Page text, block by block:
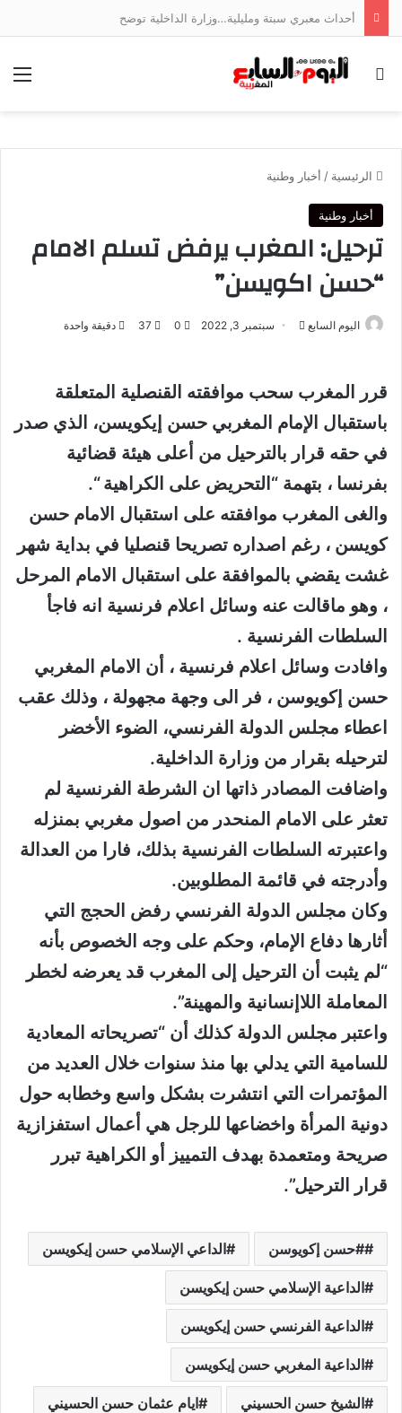
أحداث معبري سبتة ومليلية…وزارة الداخلية توضح
بحث عن
الرئيسية / أخبار وطنية
أخبار وطنية
ترحيل: المغرب يرفض تسلم الامام
“حسن اكويسن”
اليوم السابع
أرسل سبتمبر 3, 2022 0
37 دقيقة واحدة
قرر المغرب سحب موافقته القنصلية المتعلقة
باستقبال الإمام المغربي حسن إيكويسن، الذي صدر
في حقه قرار بالترحيل من أعلى هيئة قضائية
بفرنسا ، بتهمة “التحريض على الكراهية “.
والغى المغرب موافقته على استقبال الامام حسن
كويسن ، رغم اصداره تصريحا قنصليا في بداية شهر
غشت يقضي بالموافقة على استقبال الامام المرحل
، وهو ماقالت عنه وسائل اعلام فرنسية انه فاجأ
السلطات الفرنسية .
وافادت وسائل اعلام فرنسية ، أن الامام المغربي
حسن إكويوسن ، فر الى وجهة مجهولة ، وذلك عقب
اعطاء مجلس الدولة الفرنسي، الضوء الأخضر
لترحيله بقرار من وزارة الداخلية.
واضافت المصادر ذاتها ان الشرطة الفرنسية لم
تعثر على الامام المنحدر من اصول مغربي بمنزله
واعتبرته السلطات الفرنسية بذلك، فارا من العدالة
وأدرجته في قائمة المطلوبين.
وكان مجلس الدولة الفرنسي رفض الحجج التي
أثارها دفاع الإمام، وحكم على وجه الخصوص بأنه
“لم يثبت أن الترحيل إلى المغرب قد يعرضه لخطر
المعاملة اللاإنسانية والمهينة”.
واعتبر مجلس الدولة كذلك أن “تصريحاته المعادية
للسامية التي يدلي بها منذ سنوات خلال العديد من
المؤتمرات التي انتشرت بشكل واسع وخطابه حول
دونية المرأة واخضاعها للرجل هي أعمال استفزازية
صريحة ومتعمدة بهدف التمييز أو الكراهية تبرر
قرار الترحيل”.
#حسن إكويوسن الداعي الإسلامي حسن إيكويسن
الداعية الإسلامي حسن إيكويسن
الداعية الفرنسي حسن إيكويسن
الداعية المغربي حسن إيكويسن
الشيخ حسن الحسيني ايام عثمان حسن الحسيني